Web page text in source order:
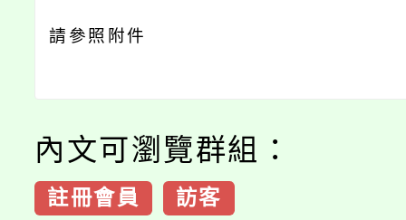
請參照附件
內文可瀏覽群組：
註冊會員 訪客